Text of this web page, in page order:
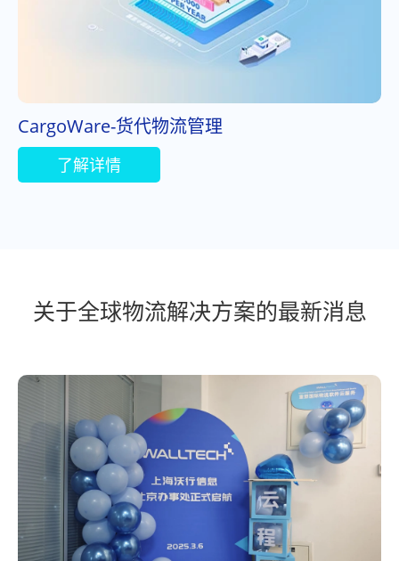
CargoWare-货代物流管理
了解详情
关于全球物流解决方案的最新消息